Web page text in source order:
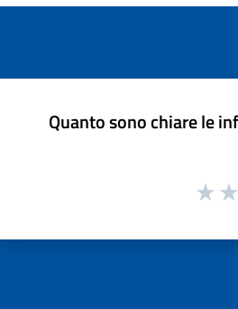
Quanto sono chiare le